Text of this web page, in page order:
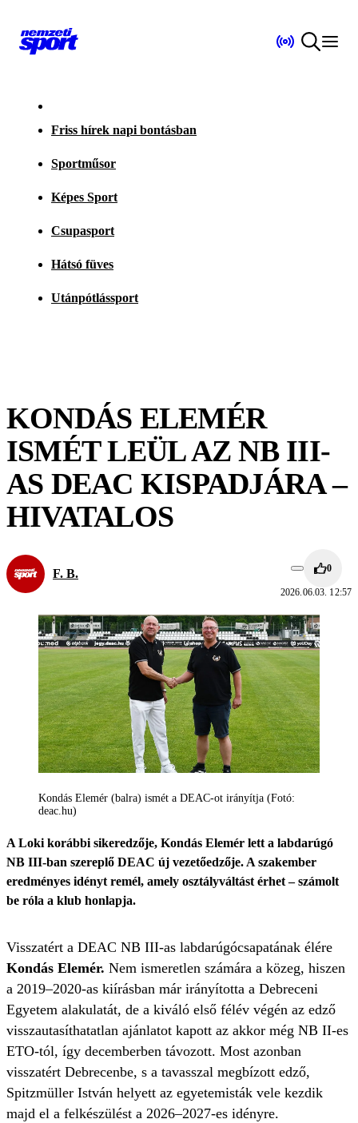
Friss hírek napi bontásban
Sportműsor
Képes Sport
Csupasport
Hátsó füves
Utánpótlássport
KONDÁS ELEMÉR
ISMÉT LEÜL AZ NB III-
AS DEAC KISPADJÁRA –
HIVATALOS
F. B. 0
2026.06.03. 12:57
Kondás Elemér (balra) ismét a DEAC-ot irányítja (Fotó:
deac.hu)
A Loki korábbi sikeredzője, Kondás Elemér lett a labdarúgó
NB III-ban szereplő DEAC új vezetőedzője. A szakember
eredményes idényt remél, amely osztályváltást érhet – számolt
be róla a klub honlapja.
Visszatért a DEAC NB III-as labdarúgócsapatának élére
Kondás Elemér. Nem ismeretlen számára a közeg, hiszen
a 2019–2020-as kiírásban már irányította a Debreceni
Egyetem alakulatát, de a kiváló első félév végén az edző
visszautasíthatatlan ajánlatot kapott az akkor még NB II-es
ETO-tól, így decemberben távozott. Most azonban
visszatért Debrecenbe, s a tavasszal megbízott edző,
Spitzmüller István helyett az egyetemisták vele kezdik
majd el a felkészülést a 2026–2027-es idényre.